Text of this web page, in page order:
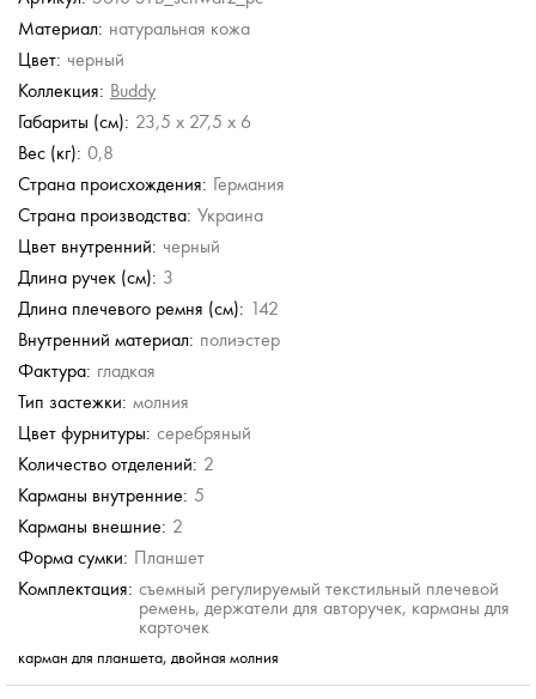
Сумка через плечо
8 748 руб.
14 580 руб.
12 590 руб.
25 180 руб.
Сумка через плечо
8 748 руб.
14 580 руб.
12 590 руб.
25 180 руб.
Материал: натуральная кожа
Цвет: черный
Коллекция: Buddy
Габариты (см): 23,5 x 27,5 x 6
Вес (кг): 0,8
Страна происхождения: Германия
Страна производства: Украина
Цвет внутренний: черный
Длина ручек (см): 3
Длина плечевого ремня (см): 142
Внутренний материал: полиэстер
Фактура: гладкая
Тип застежки: молния
Цвет фурнитуры: серебряный
Количество отделений: 2
Карманы внутренние: 5
Карманы внешние: 2
Форма сумки: Планшет
Комплектация: съемный регулируемый текстильный плечевой
ремень, держатели для авторучек, карманы для
карточек
карман для планшета, двойная молния